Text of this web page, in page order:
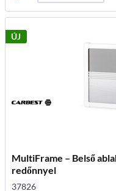
ÚJ
MultiFrame – Belső
redőnnyel
37826